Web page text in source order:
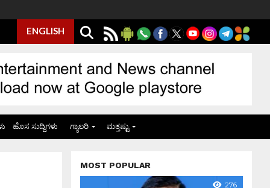
ENGLISH
ಹೊಸ ಸುದ್ದಿಗಳು ಗ್ಯಾಲರಿ ಮತ್ತಷ್ಟು
MOST POPULAR
276